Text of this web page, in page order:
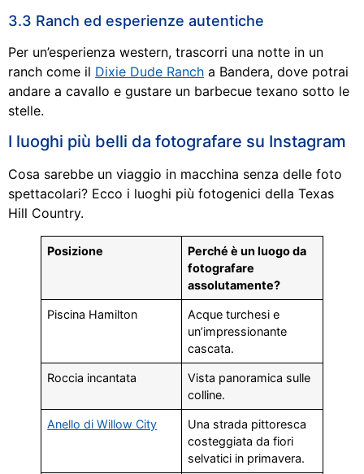
3.3 Ranch ed esperienze autentiche
Per un’esperienza western, trascorri una notte in un
ranch come il Dixie Dude Ranch a Bandera, dove potrai
andare a cavallo e gustare un barbecue texano sotto le
stelle.
I luoghi più belli da fotografare su Instagram
Cosa sarebbe un viaggio in macchina senza delle foto
spettacolari? Ecco i luoghi più fotogenici della Texas
Hill Country.
Posizione
Perché è un luogo da
fotografare
assolutamente?
Piscina Hamilton
Acque turchesi e
un’impressionante
cascata.
Roccia incantata
Vista panoramica sulle
colline.
Anello di Willow City
Una strada pittoresca
costeggiata da fiori
selvatici in primavera.